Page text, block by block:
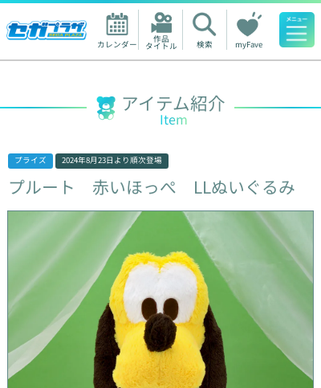
カレンダー 作品
タイトル 検索 myFave
人気ワード
アイテム紹介
Item
プライズ 2024年8月23日 より順次登場
プルート 赤いほっぺ LLぬいぐるみ